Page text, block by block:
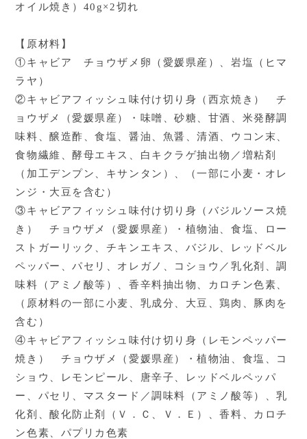
オイル焼き）40g×2切れ
【原材料】
①キャビア チョウザメ卵（愛媛県産）、岩塩（ヒマ
ラヤ）
②キャビアフィッシュ味付け切り身（西京焼き） チ
ョウザメ（愛媛県産）・味噌、砂糖、甘酒、米発酵調
味料、醸造酢、食塩、醤油、魚醤、清酒、ウコン末、
食物繊維、酵母エキス、白キクラゲ抽出物／増粘剤
（加工デンプン、キサンタン）、（一部に小麦・オレ
ンジ・大豆を含む）
③キャビアフィッシュ味付け切り身（バジルソース焼
き） チョウザメ（愛媛県産）・植物油、食塩、ロー
ストガーリック、チキンエキス、バジル、レッドベル
ペッパー、パセリ、オレガノ、コショウ／乳化剤、調
味料（アミノ酸等）、香辛料抽出物、カロチン色素、
（原材料の一部に小麦、乳成分、大豆、鶏肉、豚肉を
含む）
④キャビアフィッシュ味付け切り身（レモンペッパー
焼き） チョウザメ（愛媛県産）・植物油、食塩、コ
ショウ、レモンピール、唐辛子、レッドベルペッパ
ー、パセリ、マスタード／調味料（アミノ酸等）、乳
化剤、酸化防止剤（Ｖ．Ｃ、Ｖ．Ｅ）、香料、カロチ
ン色素、パプリカ色素